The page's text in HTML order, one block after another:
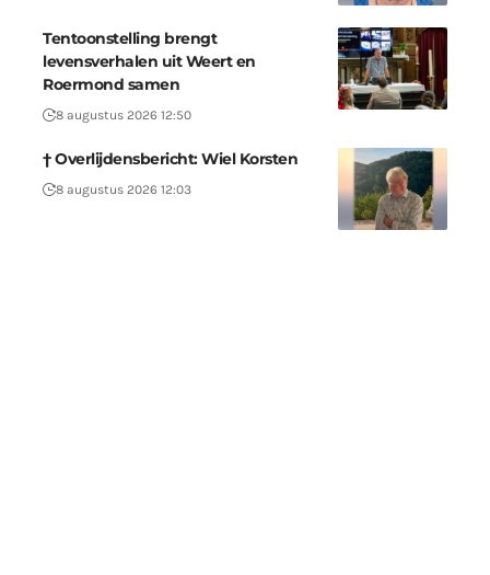
Tentoonstelling brengt
levensverhalen uit Weert en
Roermond samen
8 augustus 2026 12:50
† Overlijdensbericht: Wiel Korsten
8 augustus 2026 12:03